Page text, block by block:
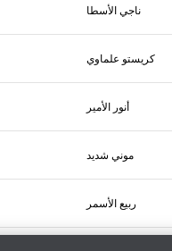
ناجي الأسطا
كريستو علماوي
أنور الأمير
موني شديد
ربيع الأسمر